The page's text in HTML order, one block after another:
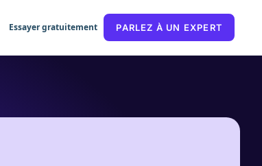
Essayer gratuitement PARLEZ À UN EXPERT